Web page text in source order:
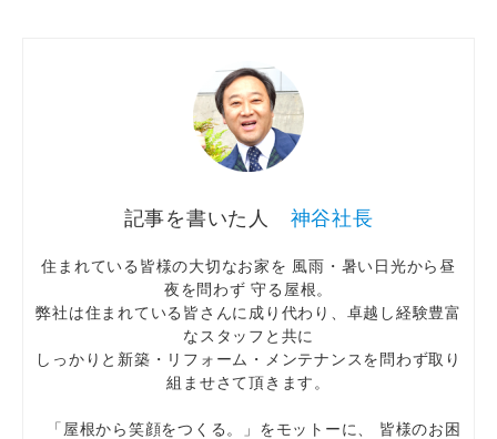
神谷社長
住まれている皆様の大切なお家を 風雨・暑い日光から昼
夜を問わず 守る屋根。
弊社は住まれている皆さんに成り代わり、卓越し経験豊富
なスタッフと共に
しっかりと新築・リフォーム・メンテナンスを問わず取り
組ませさて頂きます。
「屋根から笑顔をつくる。」をモットーに、 皆様のお困